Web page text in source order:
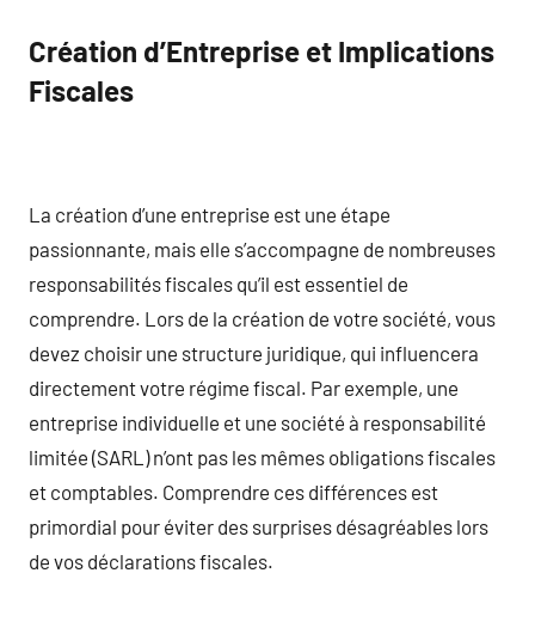
Création d’Entreprise et Implications
Fiscales
La création d’une entreprise est une étape
passionnante, mais elle s’accompagne de nombreuses
responsabilités fiscales qu’il est essentiel de
comprendre. Lors de la création de votre société, vous
devez choisir une structure juridique, qui influencera
directement votre régime fiscal. Par exemple, une
entreprise individuelle et une société à responsabilité
limitée (SARL) n’ont pas les mêmes obligations fiscales
et comptables. Comprendre ces différences est
primordial pour éviter des surprises désagréables lors
de vos déclarations fiscales.